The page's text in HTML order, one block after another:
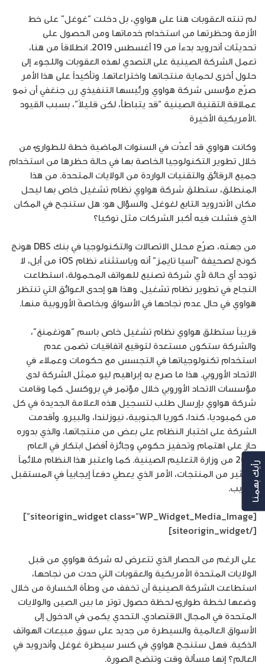
لم تنته العقوبات هنا على هواوي، بل دخلت “غوغل” على خط
الأزمة وحظرتها من استخدام خدماتها ومن الحصول على
تحديثات أندرويد بدءاً من 19 أغسطس 2019. انطلاقاً من هنا،
تعمل الشركة الصينية على التصدي لهذه العقوبات واللجوء إلى
حلول أخرى لحماية منتجاتها واختراعاتها. وتأكيداً على هذا الأمر
صرّح مؤسس شركة هواوي ورئيسها التنفيذي رن جنغفي أن نمو
عملاقة التقنية الصينية “قد يتباطأ، لكن قليلاً”، بسبب القيود
الأمريكية الأخيرة.
وكانت هواوي قد أعدّت في السنوات الماضية خطة للطوارئ من
خلال تطوير التكنولوجيا الخاصة بها في حالة حظرها من استخدام
جميع الرقائق والتقنيات الواردة من الولايات المتحدة. من هذا
المنطلق، ستطلق شركة هواوي نظام تشغيل خاص بها ليحل
مكان الأندرويد التابع لغوغل. والسؤال هو: هل ستنجح في المكان
الذي فشلت فيه أكبر الشركات مثل نوكيا؟
من جهته، صرّح محلل الاتصالات والتكنولوجيا في بنك DBS هونج
كونج لصحيفة “آسيا تايمز” أنه وباستثناء نظام iOS من أبل، لا
توجد أي حالة لأي شركة تصنيع للهواتف المحمولة، استطاعت
النجاح في تطوير نظام تشغيل. وهذا هو إحدى العوائق التي تنتظر
هواوي في حال عدم نجاحها في الأسواق وبخاصةً الأوروبية منها.
قريباً ستطلق هواوي نظام تشغيل خاص باسم “هونغمنغ”،
والشركة ستكون مستعدة لتوقيع اتفاقيات تضمن عدم
استخدام تكنولوجياتها في التجسس مع حكومات وعملاء في
الاتحاد الأوروبي. هذا ما صرح به إبراهيم ليو ممثل الشركة لدى
مؤسسات الاتحاد الأوروبي خلال مؤتمر في بروكسل. كما وقامت
شركة هواوي بإرسال طلب لتسجيل هذه العلامة الجديدة في كل
من كمبوديا، كندا، كوريا الجنوبية، نيوزلندا، والبيرو. وأقدمت
الشركة على اختبار النظام على بعض من منتجاتها، والذي بدوره
حاز على اهتمام وتحفيز حكومي وجائزة أفضل ابتكار في العام
2018 من وزارة التعليم الصينية. كما واعتبر هذا النظام ملائماً
للكثير من المنتجات، الأمر الذي يعطي دفعاً إيجابياً في المستقبل
القريب.
[siteorigin_widget class=”WP_Widget_Media_Image”]
[/siteorigin_widget]
على الرغم من الحصار الذي تتعرض له شركة هواوي من قبل
الولايات المتحدة الأمريكية والعقوبات التي حدت من نجاحها،
استطاعت الشركة الصينية أن تخفف من وطأة الخسارة من خلال
وضعها لخطة طوارئ لحظة حصول توتر ما بين الصين والولايات
المتحدة في المجال الاقتصادي. التحدي يكمن في الدخول إلى
الأسواق العالمية والسيطرة من جديد على سوق مبيعات الهواتف
الذكية. فهل ستنجح هواوي في كسر سيطرة غوغل وأندرويد في
العالم؟ إنها مسألة وقت وتتضح الصورة.
رأيك بهمنا